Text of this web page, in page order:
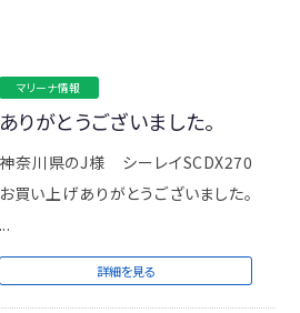
マリーナ情報
ありがとうございました。
神奈川県のJ様 シーレイSCDX270
お買い上げありがとうございました。
...
詳細を見る